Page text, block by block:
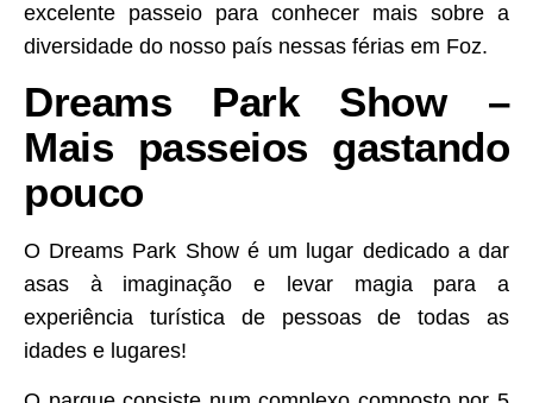
excelente passeio para conhecer mais sobre a
diversidade do nosso país nessas férias em Foz.
Dreams Park Show –
Mais passeios gastando
pouco
O Dreams Park Show é um lugar dedicado a dar
asas à imaginação e levar magia para a
experiência turística de pessoas de todas as
idades e lugares!